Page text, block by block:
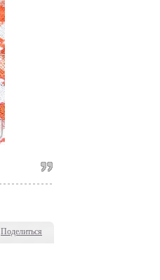
Поделиться